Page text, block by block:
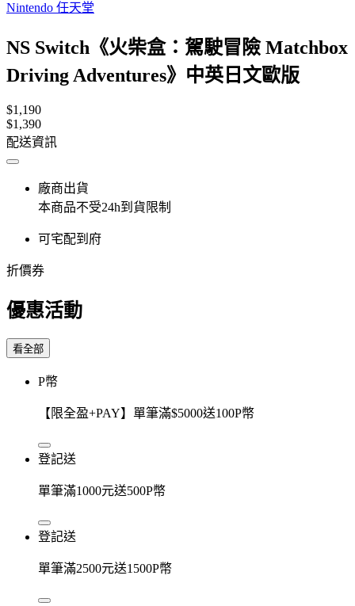
Nintendo 任天堂
NS Switch《火柴盒：駕駛冒險 Matchbox
Driving Adventures》中英日文歐版
$1,190
$1,390
配送資訊
廠商出貨
本商品不受24h到貨限制
可宅配到府
折價券
優惠活動
看全部
P幣
【限全盈+PAY】單筆滿$5000送100P幣
登記送
單筆滿1000元送500P幣
登記送
單筆滿2500元送1500P幣